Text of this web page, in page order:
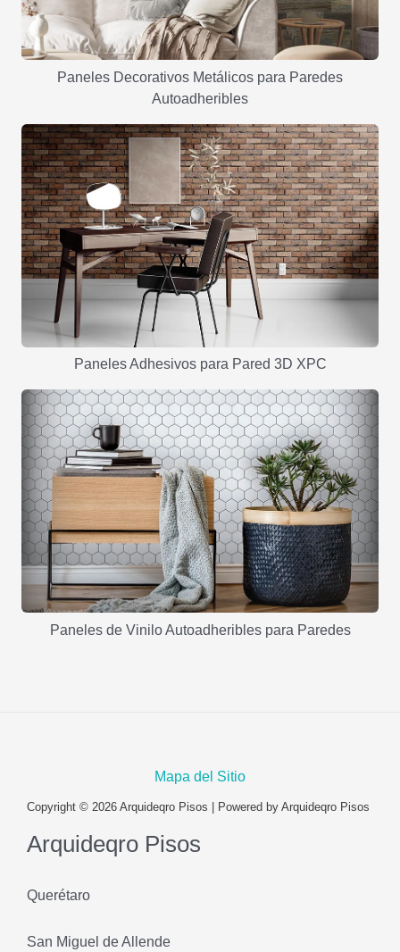
Paneles Decorativos Metálicos para Paredes
Autoadheribles
Paneles Adhesivos para Pared 3D XPC
Paneles de Vinilo Autoadheribles para Paredes
Mapa del Sitio
Copyright © 2026 Arquideqro Pisos | Powered by Arquideqro Pisos
Arquideqro Pisos
Querétaro
San Miguel de Allende